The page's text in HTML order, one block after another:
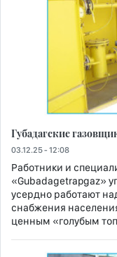
Губадагские
03.12.25 - 12:08
Работники и
«Gubadagetrapgaz»
усердно работают
снабжения
ценным «голубым